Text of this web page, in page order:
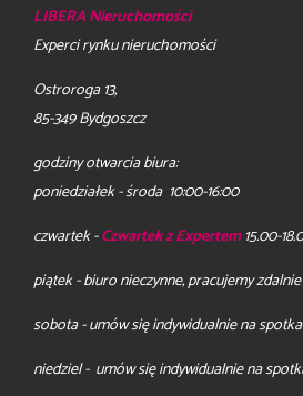
LIBERA Nieruchomości
Experci rynku nieruchomości
Ostroroga 13,
85-349 Bydgoszcz
godziny otwarcia biura:
poniedziałek - środa 10:00-16:00
czwartek -Czwartek z Expertem15.00-
piątek - biuro nieczynne, pracujemy zdalnie
sobota - umów się indywidualnie na
niedziel - umów się indywidualnie na